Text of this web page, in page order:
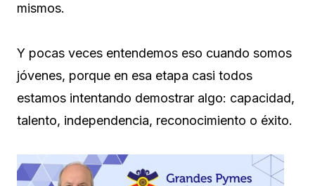
mismos.
Y pocas veces entendemos eso cuando somos
jóvenes, porque en esa etapa casi todos
estamos intentando demostrar algo: capacidad,
talento, independencia, reconocimiento o éxito.